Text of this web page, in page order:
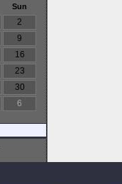
Sun
2
9
16
23
30
6